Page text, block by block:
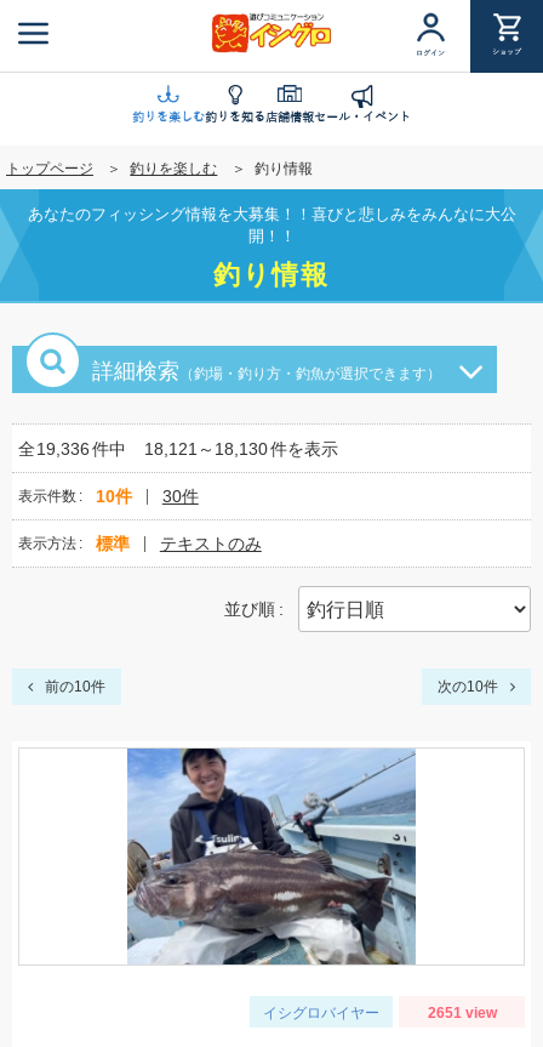
ン
に
移
動
ログイン ショップ
釣りを楽しむ釣りを知る店舗情報セール・イベント
トップページ 釣りを楽しむ 釣り情報
あなたのフィッシング情報を大募集！！喜びと悲しみをみんなに大公
開！！
釣り情報
詳細検索 （釣場・釣り方・釣魚が選択できます）
全19,336件中 18,121～18,130件を表示
表示件数 10件 30件
表示方法 標準 テキストのみ
並び順
前の10件 次の10件
イシグロバイヤー 2651 view